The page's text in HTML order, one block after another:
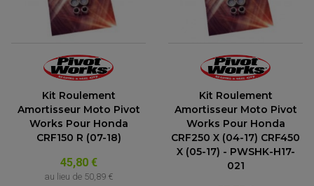
Kit Roulement
Amortisseur Moto Pivot
Works Pour Honda
CRF150 R (07-18)
45,80 €
au lieu de 50,89 €
Kit Roulement
Amortisseur Moto Pivot
Works Pour Honda
CRF250 X (04-17) CRF450
X (05-17) - PWSHK-H17-
021